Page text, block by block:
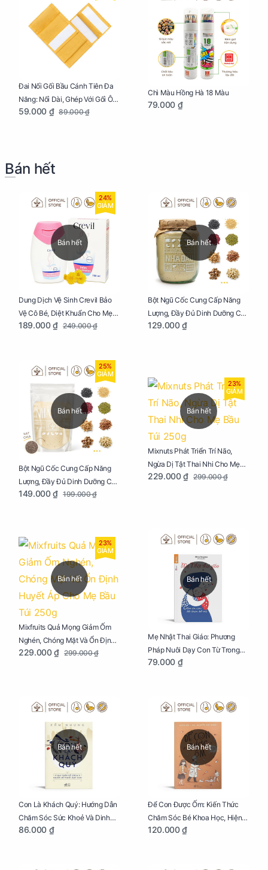
Đai Nối Gối Bầu Cánh Tiên Đa
Năng: Nối Dài, Ghép Với Gối Ôm
Dễ Dàng
59.000 ₫ 89.000 ₫
Chì Màu Hồng Hà 18 Màu
79.000 ₫
Bán hết
Bán hết
24%
GIẢM
Dung Dịch Vệ Sinh Crevil Bảo
Vệ Cô Bé, Diệt Khuẩn Cho Mẹ
Bầu Chai 100ml
189.000 ₫ 249.000 ₫
Bán hết
Bột Ngũ Cốc Cung Cấp Năng
Lượng, Đầy Đủ Dinh Dưỡng Cho
Mẹ Bầu Hũ 250g
129.000 ₫
Bán hết
25%
GIẢM
Bột Ngũ Cốc Cung Cấp Năng
Lượng, Đầy Đủ Dinh Dưỡng Cho
Mẹ Bầu Túi 250g
149.000 ₫ 199.000 ₫
Bán hết
23%
GIẢM
Mixnuts Phát Triển Trí Não,
Ngừa Dị Tật Thai Nhi Cho Mẹ
Bầu Túi 250g
229.000 ₫ 299.000 ₫
Bán hết
23%
GIẢM
Mixfruits Quả Mọng Giảm Ốm
Nghén, Chóng Mặt Và Ổn Định
Huyết Áp Cho Mẹ Bầu Túi 250g
229.000 ₫ 299.000 ₫
Bán hết
Mẹ Nhật Thai Giáo: Phương
Pháp Nuôi Dạy Con Từ Trong
Bụng Mẹ
79.000 ₫
Bán hết
Con Là Khách Quý: Hướng Dẫn
Chăm Sóc Sức Khoẻ Và Dinh
Dưỡng Cho Bé
86.000 ₫
Bán hết
Để Con Được Ốm: Kiến Thức
Chăm Sóc Bé Khoa Học, Hiện
Đại
120.000 ₫